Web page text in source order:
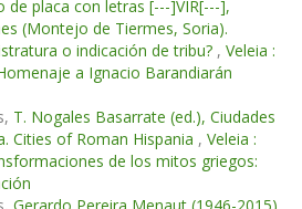
de placa con letras [---]VIR[---],
(Montejo de Tiermes, Soria).
o indicación de tribu? , Veleia :
a Ignacio Barandiarán
T. Nogales Basarrate (ed.), Ciudades
Cities of Roman Hispania , Veleia :
de los mitos griegos: